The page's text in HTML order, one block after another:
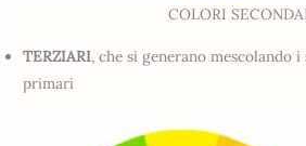
COLORI
TERZIARI, che si generano mescolando
primari